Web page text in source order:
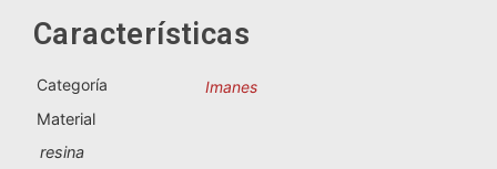
Souvenirs por ciudad
Características
Categoría
Imanes
Material
resina